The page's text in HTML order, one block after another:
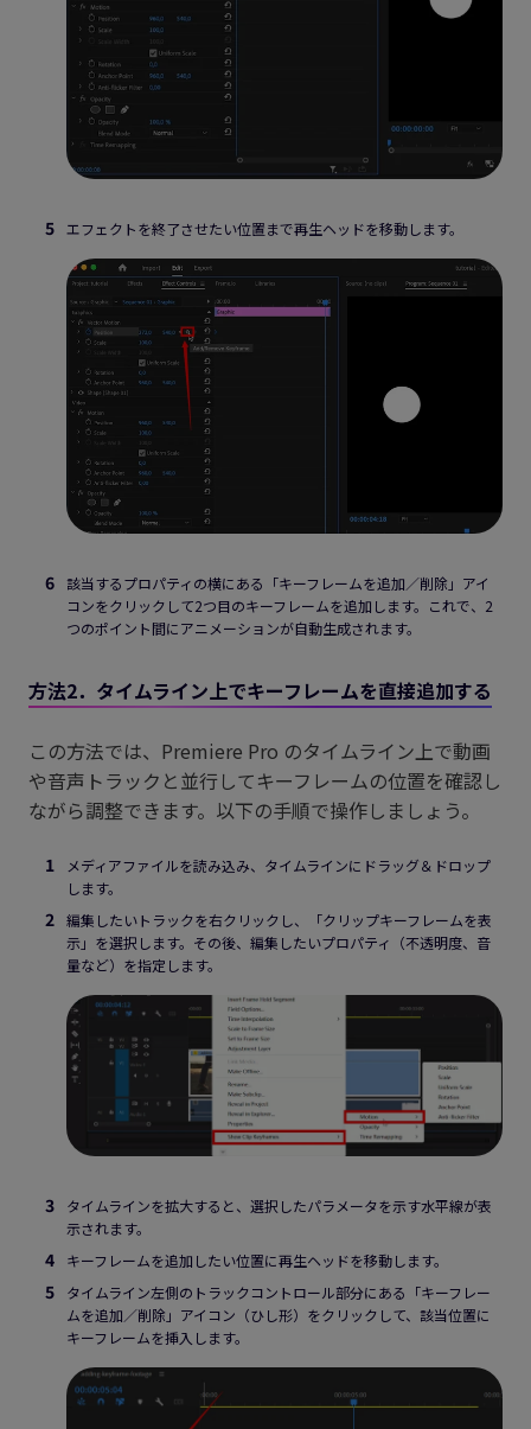
エフェクトを終了させたい位置まで再生ヘッドを移動します。
該当するプロパティの横にある「キーフレームを追加／削除」アイ
コンをクリックして2つ目のキーフレームを追加します。これで、2
つのポイント間にアニメーションが自動生成されます。
方法2．タイムライン上でキーフレームを直接追加する
この方法では、Premiere Pro のタイムライン上で動画
や音声トラックと並行してキーフレームの位置を確認し
ながら調整できます。以下の手順で操作しましょう。
メディアファイルを読み込み、タイムラインにドラッグ＆ドロップ
します。
編集したいトラックを右クリックし、「クリップキーフレームを表
示」を選択します。その後、編集したいプロパティ（不透明度、音
量など）を指定します。
タイムラインを拡大すると、選択したパラメータを示す水平線が表
示されます。
キーフレームを追加したい位置に再生ヘッドを移動します。
タイムライン左側のトラックコントロール部分にある「キーフレー
ムを追加／削除」アイコン（ひし形）をクリックして、該当位置に
キーフレームを挿入します。